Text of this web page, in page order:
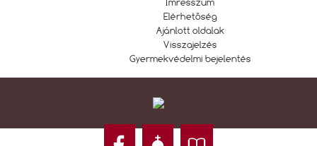
Elérhetőség
Ajánlott oldalak
Visszajelzés
Gyermekvédelmi bejelentés